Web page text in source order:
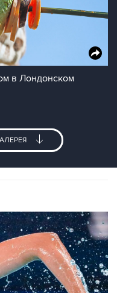
в Лондонском